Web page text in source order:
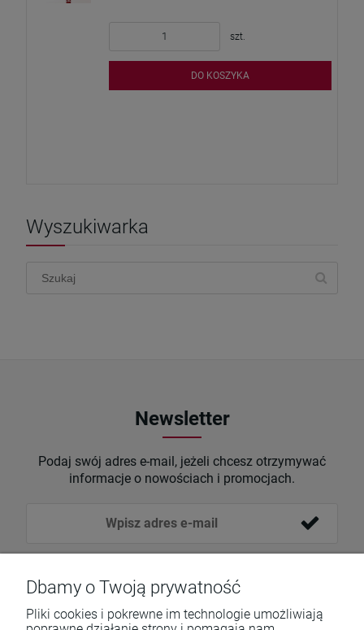
szt.
DO KOSZYKA
Wyszukiwarka
Newsletter
Podaj swój adres e-mail, jeżeli chcesz otrzymywać
informacje o nowościach i promocjach.
Dbamy o Twoją prywatność
Pliki cookies i pokrewne im technologie umożliwiają